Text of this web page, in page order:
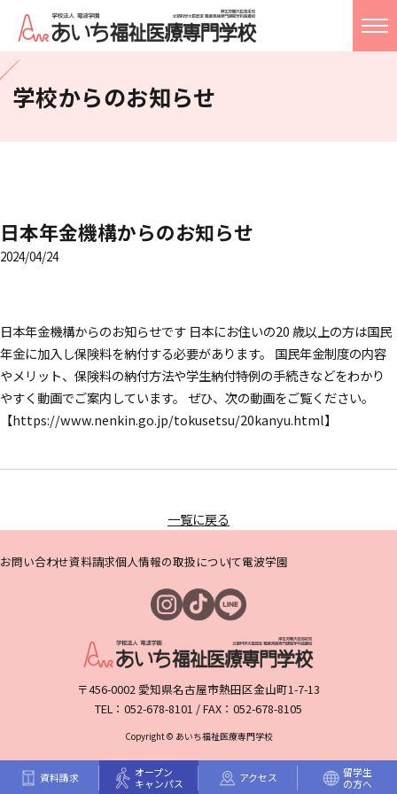
就職・進路指導
お問い合わせ
校友会
Language
訪問者別メニュー
学校からのお知らせ
日本年金機構からのお知らせ
2024/04/24
日本年金機構からのお知らせです 日本にお住いの20 歳以上の方は国民
年金に加入し保険料を納付する必要があります。 国民年金制度の内容
やメリット、保険料の納付方法や学生納付特例の手続きなどをわかり
やすく動画でご案内しています。 ぜひ、次の動画をご覧ください。
【https://www.nenkin.go.jp/tokusetsu/20kanyu.html】
一覧に戻る
お問い合わせ資料請求個人情報の取扱について電波学園
〒456-0002 愛知県名古屋市熱田区金山町1-7-13
TEL：052-678-8101 / FAX：052-678-8105
Copyright © あいち福祉医療専門学校
資料請求
オープン
キャンパス
アクセス
留学生
の方へ